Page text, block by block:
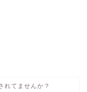
れてませんか？